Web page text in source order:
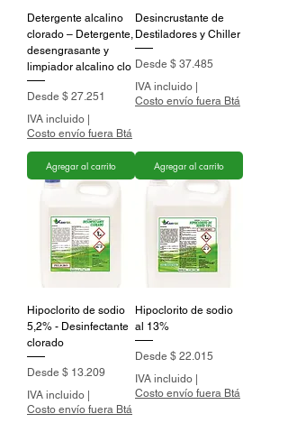
Detergente alcalino
clorado – Detergente,
desengrasante y
limpiador alcalino clo
Desde $ 27.251
Precio de oferta
IVA incluido
Costo envío fuera Btá
Agregar al carrito
Desincrustante de
Destiladores y Chiller
Desde $ 37.485
Precio de oferta
IVA incluido
Costo envío fuera Btá
Agregar al carrito
Hipoclorito de sodio
5,2% - Desinfectante
clorado
Desde $ 13.209
Precio de oferta
IVA incluido |
Costo envío fuera Btá
Hipoclorito de sodio
al 13%
Desde $ 22.015
Precio de oferta
IVA incluido |
Costo envío fuera Btá